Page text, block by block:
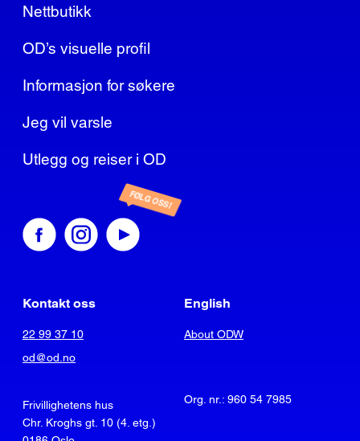
Nettbutikk
OD’s visuelle profil
Informasjon for søkere
Jeg vil varsle
Utlegg og reiser i OD
FØLG OSS!
Kontakt oss
22 99 37 10
od@od.no
Frivillighetens hus
Chr. Kroghs gt. 10 (4. etg.)
English
About ODW
Org. nr.: 960 54 7985